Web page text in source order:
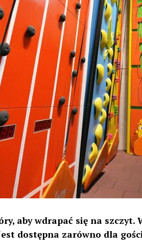
aby wdrapać się na
dostępna zarówno dla